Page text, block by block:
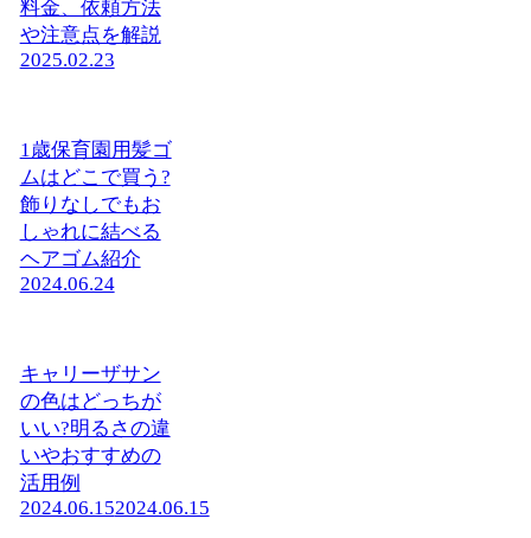
料金、依頼方法
や注意点を解説
2025.02.23
1歳保育園用髪ゴ
ムはどこで買う?
飾りなしでもお
しゃれに結べる
ヘアゴム紹介
2024.06.24
キャリーザサン
の色はどっちが
いい?明るさの違
いやおすすめの
活用例
2024.06.152024.06.15